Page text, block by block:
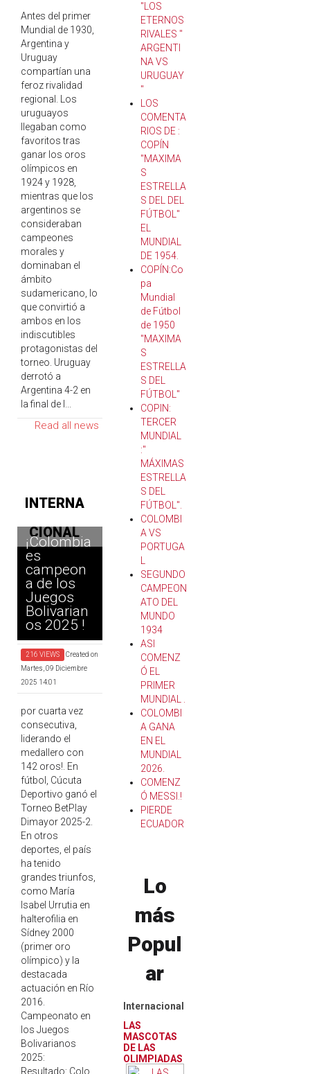
Antes del primer
Mundial de 1930,
Argentina y
Uruguay
compartían una
feroz rivalidad
regional. Los
uruguayos
llegaban como
favoritos tras
ganar los oros
olímpicos en
1924 y 1928,
mientras que los
argentinos se
consideraban
campeones
morales y
dominaban el
ámbito
sudamericano, lo
que convirtió a
ambos en los
indiscutibles
protagonistas del
torneo. Uruguay
derrotó a
Argentina 4-2 en
la final de l...
Read all news
INTERNA
CIONAL
¡Colombia
es
campeon
a de los
Juegos
Bolivarian
os 2025 !
216 VIEWS
Created on
Martes, 09 Diciembre
2025 14:01
por cuarta vez
consecutiva,
liderando el
medallero con
142 oros!. En
fútbol, Cúcuta
Deportivo ganó el
Torneo BetPlay
Dimayor 2025-2.
En otros
deportes, el país
ha tenido
grandes triunfos,
como María
Isabel Urrutia en
halterofilia en
Sídney 2000
(primer oro
olímpico) y la
destacada
actuación en Río
2016.
Campeonato en
los Juegos
Bolivarianos
2025:
Resultado: Colo
"LOS
ETERNOS
RIVALES "
ARGENTI
NA VS
URUGUAY
"
LOS
COMENTA
RIOS DE :
COPÍN
"MAXIMA
S
ESTRELLA
S DEL DEL
FÚTBOL"
EL
MUNDIAL
DE 1954.
COPÍN:Co
pa
Mundial
de Fútbol
de 1950
"MAXIMA
S
ESTRELLA
S DEL
FÚTBOL"
COPIN:
TERCER
MUNDIAL
:"
MÁXIMAS
ESTRELLA
S DEL
FÚTBOL".
COLOMBI
A VS
PORTUGA
SEGUNDO
CAMPEON
ATO DEL
MUNDO
1934
ASI
COMENZ
Ó EL
PRIMER
MUNDIAL .
COLOMBI
A GANA
EN EL
MUNDIAL
2026.
COMENZ
Ó MESSI.!
PIERDE
ECUADOR
Lo
más
Popul
ar
Internacional
LAS
MASCOTAS
DE LAS
OLIMPIADAS